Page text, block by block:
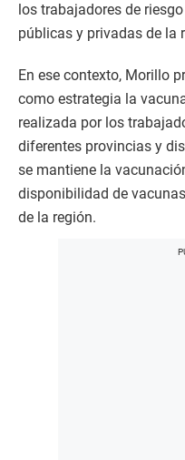
los trabajadores de
públicas y privadas de la
En ese contexto, Morillo
como estrategia la
realizada por los
diferentes provincias y
se mantiene la
disponibilidad de
de la región.